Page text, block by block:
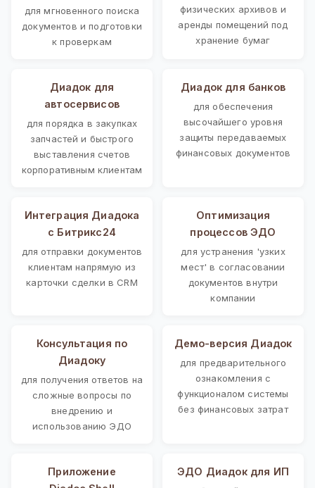
для мгновенного поиска
документов и подготовки
к проверкам
физических архивов и
аренды помещений под
хранение бумаг
Диадок для
автосервисов
для порядка в закупках
запчастей и быстрого
выставления счетов
корпоративным клиентам
Диадок для банков
для обеспечения
высочайшего уровня
защиты передаваемых
финансовых документов
Интеграция Диадока
с Битрикс24
для отправки документов
клиентам напрямую из
карточки сделки в CRM
Оптимизация
процессов ЭДО
для устранения 'узких
мест' в согласовании
документов внутри
компании
Консультация по
Диадоку
для получения ответов на
сложные вопросы по
внедрению и
использованию ЭДО
Демо-версия Диадок
для предварительного
ознакомления с
функционалом системы
без финансовых затрат
Приложение
ЭДО Диадок для ИП